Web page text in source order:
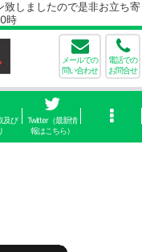
したので是非お立ち寄
時
メールでの
問い合わせ
電話での
お問合せ
及び
Twitter（最新情
報はこちら）